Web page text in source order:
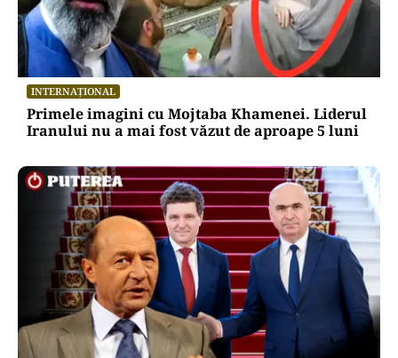
INTERNAȚIONAL
Primele imagini cu Mojtaba Khamenei. Liderul
Iranului nu a mai fost văzut de aproape 5 luni